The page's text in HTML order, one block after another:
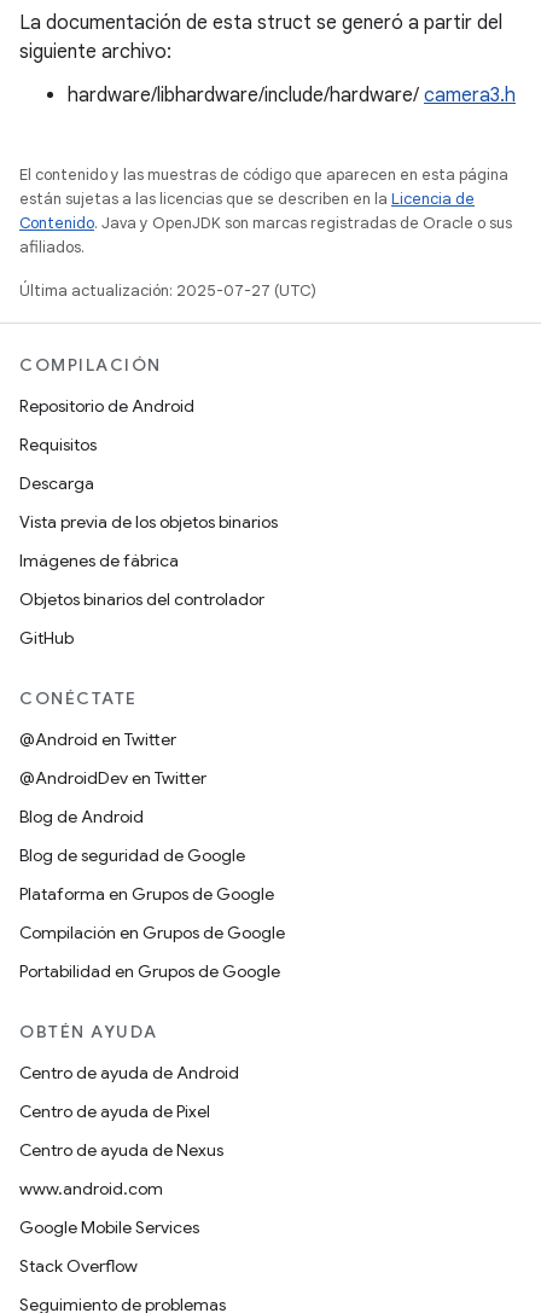
La documentación de esta struct se generó a partir del
siguiente archivo:
hardware/libhardware/include/hardware/ camera3.h
El contenido y las muestras de código que aparecen en esta página
están sujetas a las licencias que se describen en la Licencia de
Contenido. Java y OpenJDK son marcas registradas de Oracle o sus
afiliados.
Última actualización: 2025-07-27 (UTC)
COMPILACIÓN
Repositorio de Android
Requisitos
Descarga
Vista previa de los objetos binarios
Imágenes de fábrica
Objetos binarios del controlador
GitHub
CONÉCTATE
@Android en Twitter
@AndroidDev en Twitter
Blog de Android
Blog de seguridad de Google
Plataforma en Grupos de Google
Compilación en Grupos de Google
Portabilidad en Grupos de Google
OBTÉN AYUDA
Centro de ayuda de Android
Centro de ayuda de Pixel
Centro de ayuda de Nexus
www.android.com
Google Mobile Services
Stack Overflow
Seguimiento de problemas